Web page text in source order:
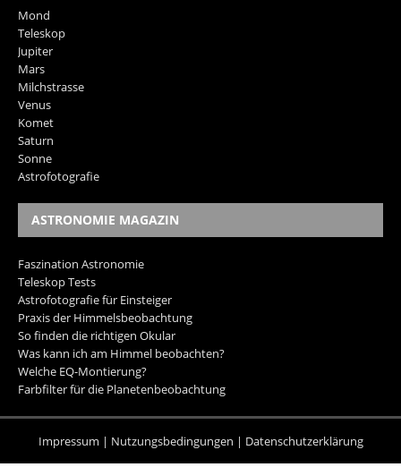
Mond
Teleskop
Jupiter
Mars
Milchstrasse
Venus
Komet
Saturn
Sonne
Astrofotografie
ASTRONOMIE MAGAZIN
Faszination Astronomie
Teleskop Tests
Astrofotografie für Einsteiger
Praxis der Himmelsbeobachtung
So finden die richtigen Okular
Was kann ich am Himmel beobachten?
Welche EQ-Montierung?
Farbfilter für die Planetenbeobachtung
Impressum | Nutzungsbedingungen | Datenschutzerklärung